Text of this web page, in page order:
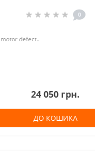
0
motor defect..
24 050 грн.
ДО КОШИКА